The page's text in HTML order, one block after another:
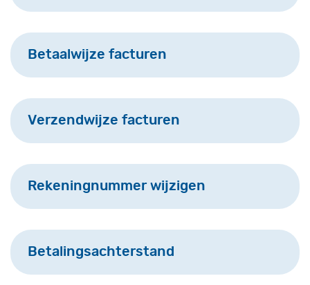
Betaalwijze facturen
Verzendwijze facturen
Rekeningnummer wijzigen
Betalingsachterstand